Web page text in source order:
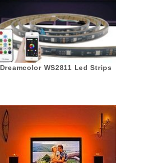
Dreamcolor WS2811 Led Strips